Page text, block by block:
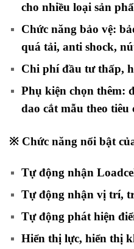
cho nhiều loại sản
Chức năng bảo vệ:
quá tải, anti shock,
Chi phí đầu tư thấp,
Phụ kiện chọn thêm:
dao cắt mẫu theo
※ Chức năng nổi bật
Tự động nhận
Tự động nhận vị trí,
Tự động phát hiện
Hiển thị lực, hiển thị